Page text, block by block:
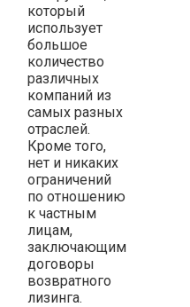
который
использует
большое
количество
различных
компаний из
самых разных
отраслей.
Кроме того,
нет и никаких
ограничений
по отношению
к частным
лицам,
заключающим
договоры
возвратного
лизинга.